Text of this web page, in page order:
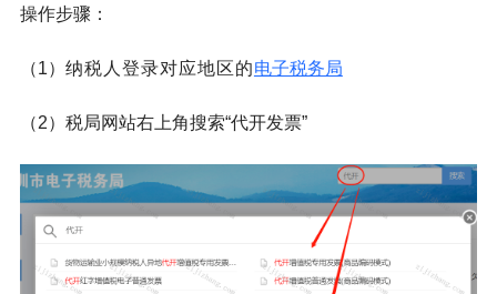
操作步骤：
（1） 纳税人登录对应地区的电子税务局
（2）税局网站右上角搜索“代开发票”